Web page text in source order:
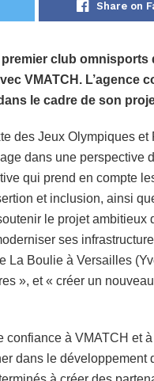
Share on
club
VMATCH. L’agence
le cadre de son
des Jeux Olympiques
dans une perspective
qui prend en compte
et inclusion, ainsi
le projet
ses
La Boulie à Versailles
», et « créer un
confiance à VMATCH et
dans le développement